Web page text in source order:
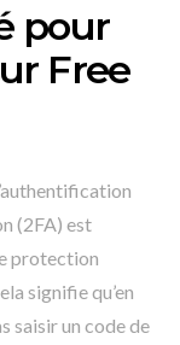
pour
Free
(2FA) est
protection
signifie qu’en
saisir un code de